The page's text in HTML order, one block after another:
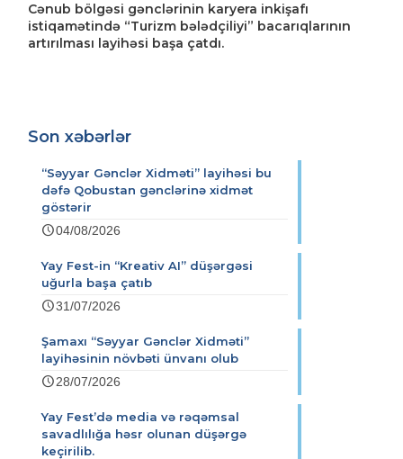
Cənub bölgəsi gənclərinin karyera inkişafı
istiqamətində “Turizm bələdçiliyi” bacarıqlarının
artırılması layihəsi başa çatdı.
Son xəbərlər
“Səyyar Gənclər Xidməti” layihəsi bu
dəfə Qobustan gənclərinə xidmət
göstərir
04/08/2026
Yay Fest-in “Kreativ AI” düşərgəsi
uğurla başa çatıb
31/07/2026
Şamaxı “Səyyar Gənclər Xidməti”
layihəsinin növbəti ünvanı olub
28/07/2026
Yay Fest’də media və rəqəmsal
savadlılığa həsr olunan düşərgə
keçirilib.